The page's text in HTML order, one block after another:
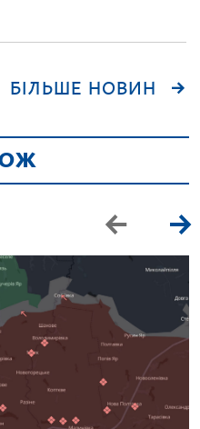
БІЛЬШЕ НОВИН